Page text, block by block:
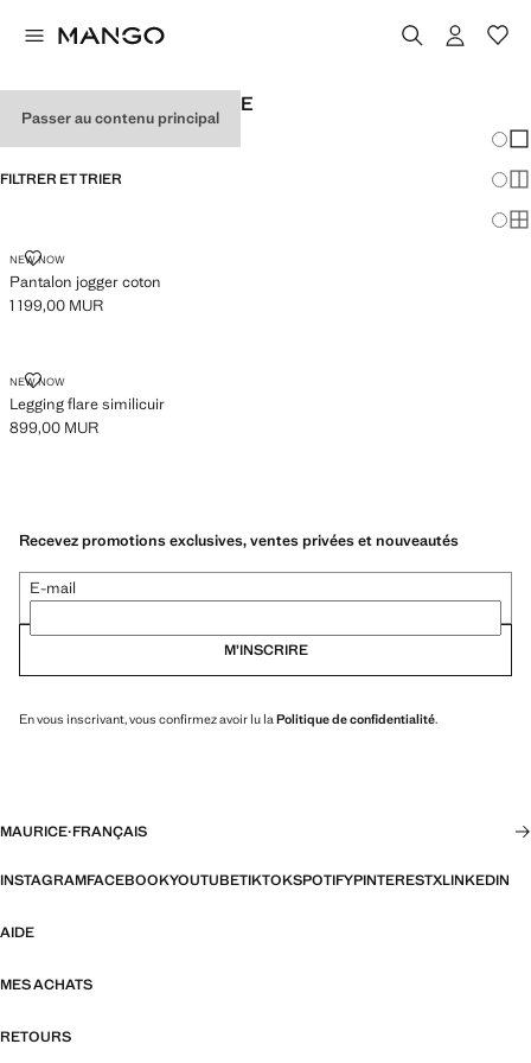
Passer au contenu principal
LEGGINGS UNIES DE FILLE
FILTRER ET TRIER
NEW NOW
Pantalon jogger coton
PANTALON JOGGER COTON
Prix actuel [1 199,00 MUR ]
1 199,00 MUR
NEW NOW
Legging flare similicuir
LEGGING FLARE SIMILICUIR
Prix actuel [899,00 MUR ]
899,00 MUR
Recevez promotions exclusives, ventes privées et nouveautés
E-mail
M’INSCRIRE
En vous inscrivant, vous confirmez avoir lu la Politique de confidentialité.
MAURICE·FRANÇAIS
INSTAGRAMFACEBOOKYOUTUBETIKTOKSPOTIFYPINTERESTXLINKEDIN
AIDE
MES ACHATS
RETOURS